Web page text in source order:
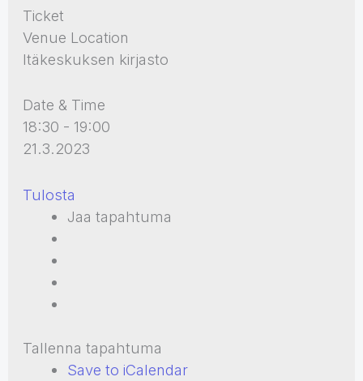
Ticket
Venue Location
Itäkeskuksen kirjasto
Date & Time
18:30 - 19:00
21.3.2023
Tulosta
Jaa tapahtuma
Tallenna tapahtuma
Save to iCalendar